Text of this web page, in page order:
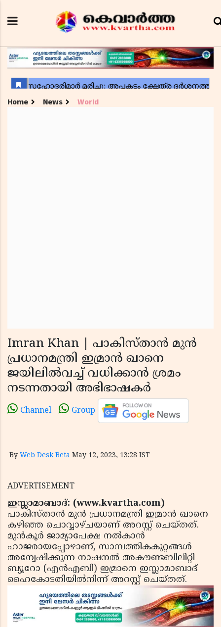
Home News World
Imran Khan | പാകിസ്താന്‍ മുന്‍
പ്രധാനമന്ത്രി ഇമ്രാന്‍ ഖാനെ
ജയിലില്‍വച്ച് വധിക്കാന്‍ ശ്രമം
നടന്നതായി അഭിഭാഷകര്‍
Channel Group
By Web Desk Beta May 12, 2023, 13:28 IST
ADVERTISEMENT
ഇസ്ലാമാബാദ്: (www.kvartha.com)
പാകിസ്താന്‍ മുന്‍ പ്രധാനമന്ത്രി ഇമ്രാന്‍ ഖാനെ
കഴിഞ്ഞ ചൊവ്വാഴ്ചയാണ് അറസ്റ്റ് ചെയ്തത്.
മുന്‍കൂര്‍ ജാമ്യാപേക്ഷ നല്‍കാന്‍
ഹാജരായപ്പോഴാണ്, സാമ്പത്തികകുറ്റങ്ങള്‍
അന്വേഷിക്കുന്ന നാഷനല്‍ അകൗണ്ടബിലിറ്റി
ബ്യൂറോ (എന്‍എബി) ഇമ്രാനെ ഇസ്ലാമാബാദ്
ഹൈകോടതിയില്‍നിന്ന് അറസ്റ്റ് ചെയ്തത്.